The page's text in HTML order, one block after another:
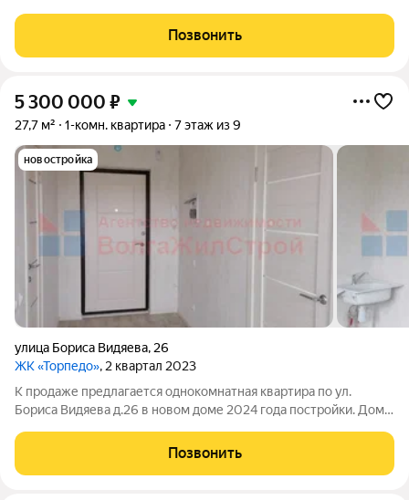
Позвонить
5 300 000 ₽
27,7 м² 1-комн. квартира 7 этаж из 9
новостройка
улица Бориса Видяева, 26
ЖК «Торпедо», 2 квартал 2023
К продаже предлагается однокомнатная квартира по ул.
Бориса Видяева д.26 в новом доме 2024 года постройки. Дом
Имеется застекленная просторная лоджия, кладовка. Общая
площадь объекта - 27,7 кв.м.
Позвонить